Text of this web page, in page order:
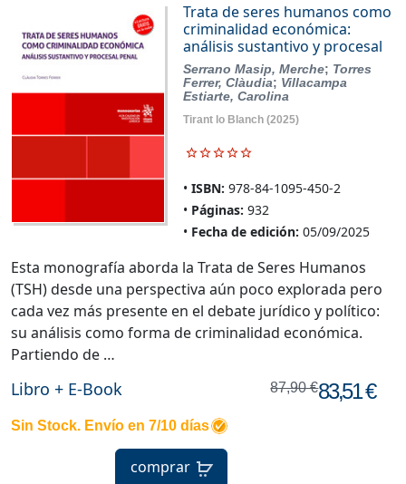
Trata de seres humanos como
criminalidad económica:
análisis sustantivo y procesal
Serrano Masip, Merche; Torres
Ferrer, Clàudia; Villacampa
Estiarte, Carolina
Tirant lo Blanch(2025)
ISBN: 978-84-1095-450-2
Páginas: 932
Fecha de edición: 05/09/2025
Libro + E-Book 87,90 €83,51 €
Sin Stock. Envío en 7/10 días
comprar
Esta monografía aborda la Trata de Seres Humanos
(TSH) desde una perspectiva aún poco explorada pero
cada vez más presente en el debate jurídico y político:
su análisis como forma de criminalidad económica.
Partiendo de …